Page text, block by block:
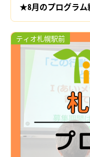
★8月のプログラム
ティオ札幌駅前